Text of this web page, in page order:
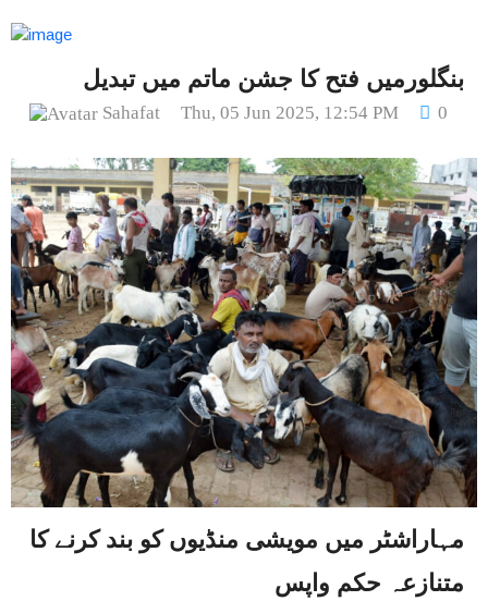
بنگلورمیں فتح کا جشن ماتم میں تبدیل
Sahafat Thu, 05 Jun 2025, 12:54 PM 0
مہاراشٹر میں مویشی منڈیوں کو بند کرنے کا
متنازعہ حکم واپس